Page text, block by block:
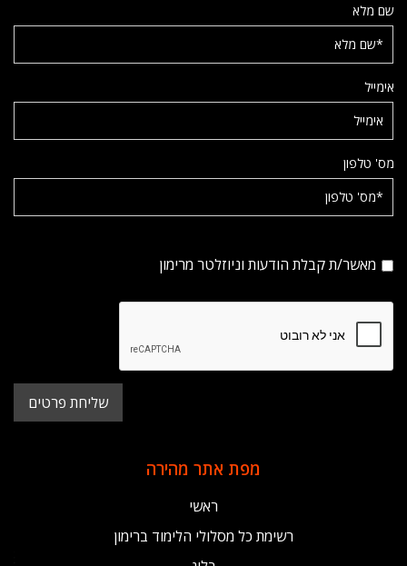
שם מלא
אימייל
מס' טלפון
מאשר/ת קבלת הודעות וניוזלטר מרימון
מפת אתר מהירה
ראשי
רשימת כל מסלולי הלימוד ברימון